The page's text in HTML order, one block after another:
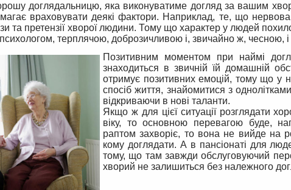
доглядальницю, яка виконуватиме догляд за вашим
враховувати деякі фактори. Наприклад, те, що
та претензії хворої людини. Тому що характер у людей
терплячою, доброзичливою і, звичайно ж, чесною,
Позитивним моментом при наймі
знаходиться в звичній їй домашній
отримує позитивних емоцій, тому що у
спосіб життя, знайомитися з
відкриваючи в нові таланти.
Якщо ж для цієї ситуації розглядати
віку, то основною перевагою буде,
раптом захворіє, то вона не вийде на
кому доглядати. А в пансіонаті для
тому, що там завжди обслуговуючий
хворий не залишиться без належного